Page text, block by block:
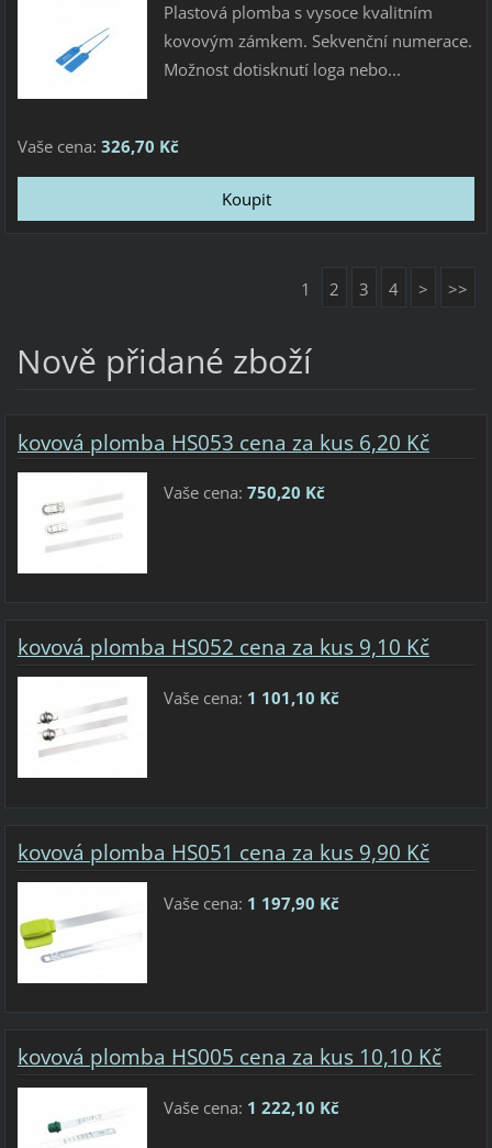
Plastová plomba s vysoce kvalitním
kovovým zámkem. Sekvenční numerace.
Možnost dotisknutí loga nebo...
Vaše cena: 326,70 Kč
1 2 3 4 > >>
Nově přidané zboží
kovová plomba HS053 cena za kus 6,20 Kč
Vaše cena: 750,20 Kč
kovová plomba HS052 cena za kus 9,10 Kč
Vaše cena: 1 101,10 Kč
kovová plomba HS051 cena za kus 9,90 Kč
Vaše cena: 1 197,90 Kč
kovová plomba HS005 cena za kus 10,10 Kč
Vaše cena: 1 222,10 Kč